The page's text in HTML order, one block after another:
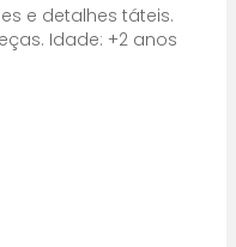
e detalhes táteis.
Idade: +2 anos